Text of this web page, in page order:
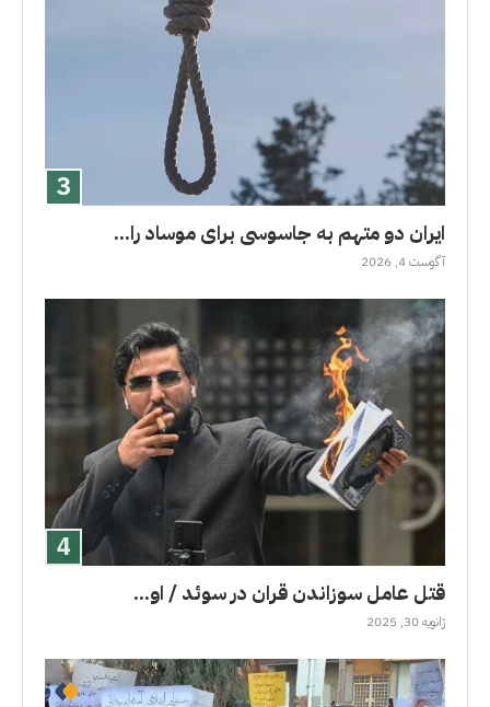
ایران دو متهم به جاسوسی برای موساد را...
آگوست 4, 2026
قتل عامل سوزاندن قران در سوئد / او...
ژانویه 30, 2025